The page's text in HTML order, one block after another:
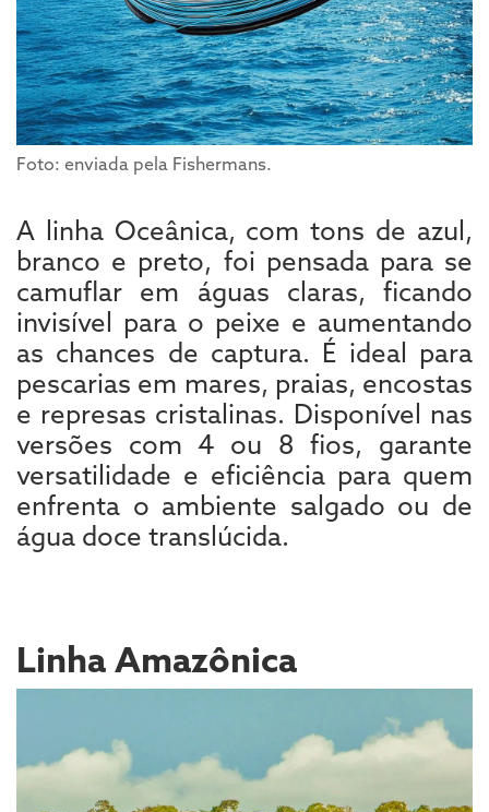
Foto: enviada pela Fishermans.
A linha Oceânica, com tons de azul,
branco e preto, foi pensada para se
camuflar em águas claras, ficando
invisível para o peixe e aumentando
as chances de captura. É ideal para
pescarias em mares, praias, encostas
e represas cristalinas. Disponível nas
versões com 4 ou 8 fios, garante
versatilidade e eficiência para quem
enfrenta o ambiente salgado ou de
água doce translúcida.
Linha Amazônica